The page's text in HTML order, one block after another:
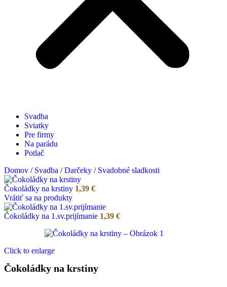
Svadba
Sviatky
Pre firmy
Na parádu
Potlač
Domov / Svadba / Darčeky / Svadobné sladkosti
Čokoládky na krstiny 1,39 €
Vrátiť sa na produkty
Čokoládky na 1.sv.prijímanie 1,39 €
Click to enlarge
Čokoládky na krstiny